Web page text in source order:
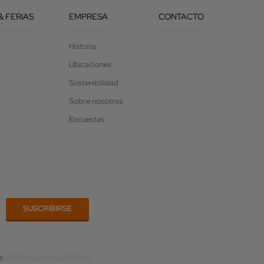
FERIAS EMPRESA
Historia
Ubicaciones
Sostenibilidad
Sobre nosotros
Encuestas
CONTACTO